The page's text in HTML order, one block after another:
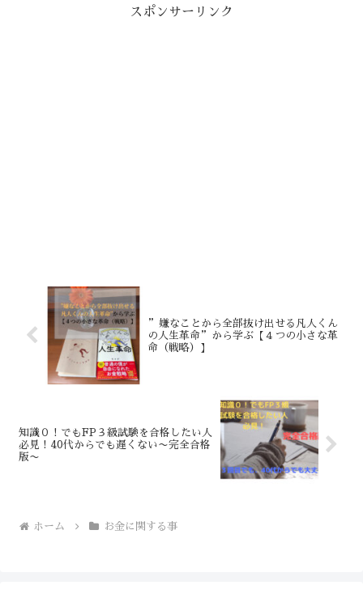
スポンサーリンク
”嫌なことから全部抜け出せる凡人くん
の人生革命”から学ぶ【４つの小さな革
命（戦略）】
知識０！でもFP３級試験を合格したい人
必見！40代からでも遅くない〜完全合格
版〜
ホーム お金に関する事